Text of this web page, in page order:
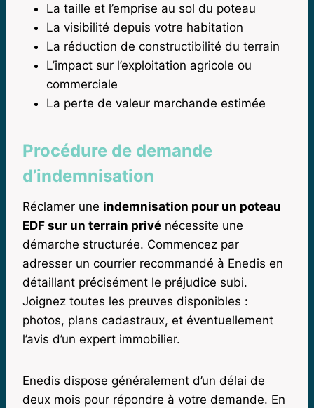
La taille et l’emprise au sol du poteau
La visibilité depuis votre habitation
La réduction de constructibilité du terrain
L’impact sur l’exploitation agricole ou
commerciale
La perte de valeur marchande estimée
Procédure de demande
d’indemnisation
Réclamer une indemnisation pour un poteau
EDF sur un terrain privé nécessite une
démarche structurée. Commencez par
adresser un courrier recommandé à Enedis en
détaillant précisément le préjudice subi.
Joignez toutes les preuves disponibles :
photos, plans cadastraux, et éventuellement
l’avis d’un expert immobilier.
Enedis dispose généralement d’un délai de
deux mois pour répondre à votre demande. En